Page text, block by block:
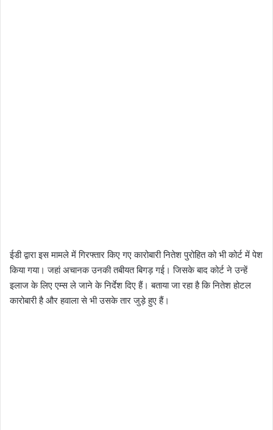
ईडी द्वारा इस मामले में गिरफ्तार किए गए कारोबारी नितेश पुरोहित को भी कोर्ट में पेश
किया गया। जहां अचानक उनकी तबीयत बिगड़ गई। जिसके बाद कोर्ट ने उन्हें
इलाज के लिए एम्स ले जाने के निर्देश दिए हैं। बताया जा रहा है कि नितेश होटल
कारोबारी है और हवाला से भी उसके तार जुड़े हुए हैं।